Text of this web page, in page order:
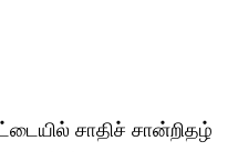
சாதிச் சான்றிதழ்